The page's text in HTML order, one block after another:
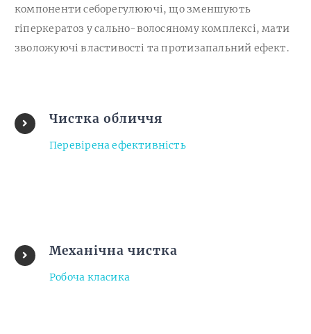
компоненти себорегулюючі, що зменшують
гіперкератоз у сально-волосяному комплексі, мати
зволожуючі властивості та протизапальний ефект.
Чистка обличчя
Перевірена ефективність
Механічна чистка
Робоча класика